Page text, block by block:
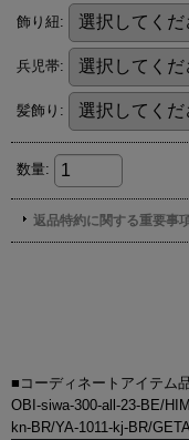
■コーディネートアイテム
OBI-siwa-300-all-23-BE/
kn-BR/YA-1011-kj-BR/